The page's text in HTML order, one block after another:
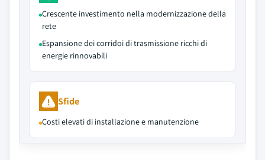
Crescente investimento nella modernizzazione della
rete
Espansione dei corridoi di trasmissione ricchi di
energie rinnovabili
Sfide
Costi elevati di installazione e manutenzione